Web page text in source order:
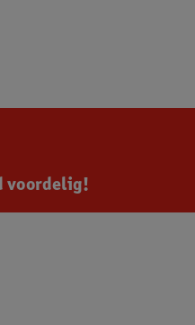
voordelig!